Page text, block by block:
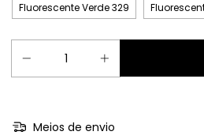
Fluorescente Verde 329
Meios de envio